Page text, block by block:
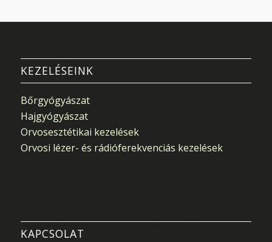
KEZELÉSEINK
Bőrgyógyászat
Hajgyógyászat
Orvosesztétikai kezelések
Orvosi lézer- és rádióferekvenciás kezelések
KAPCSOLAT